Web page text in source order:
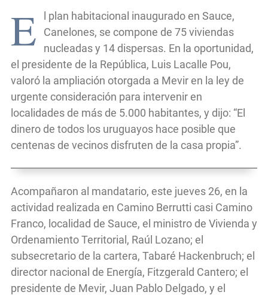
E
l plan habitacional inaugurado en Sauce,
Canelones, se compone de 75 viviendas
nucleadas y 14 dispersas. En la oportunidad,
el presidente de la República, Luis Lacalle Pou,
valoró la ampliación otorgada a Mevir en la ley de
urgente consideración para intervenir en
localidades de más de 5.000 habitantes, y dijo: “El
dinero de todos los uruguayos hace posible que
centenas de vecinos disfruten de la casa propia”.
Acompañaron al mandatario, este jueves 26, en la
actividad realizada en Camino Berrutti casi Camino
Franco, localidad de Sauce, el ministro de Vivienda y
Ordenamiento Territorial, Raúl Lozano; el
subsecretario de la cartera, Tabaré Hackenbruch; el
director nacional de Energía, Fitzgerald Cantero; el
presidente de Mevir, Juan Pablo Delgado, y el